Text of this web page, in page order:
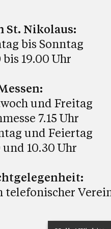
St. Nikolaus:
bis Sonntag
bis 19.00 Uhr
und Freitag
7.15 Uhr
und Feiertag
und 10.30 Uhr
telefonischer